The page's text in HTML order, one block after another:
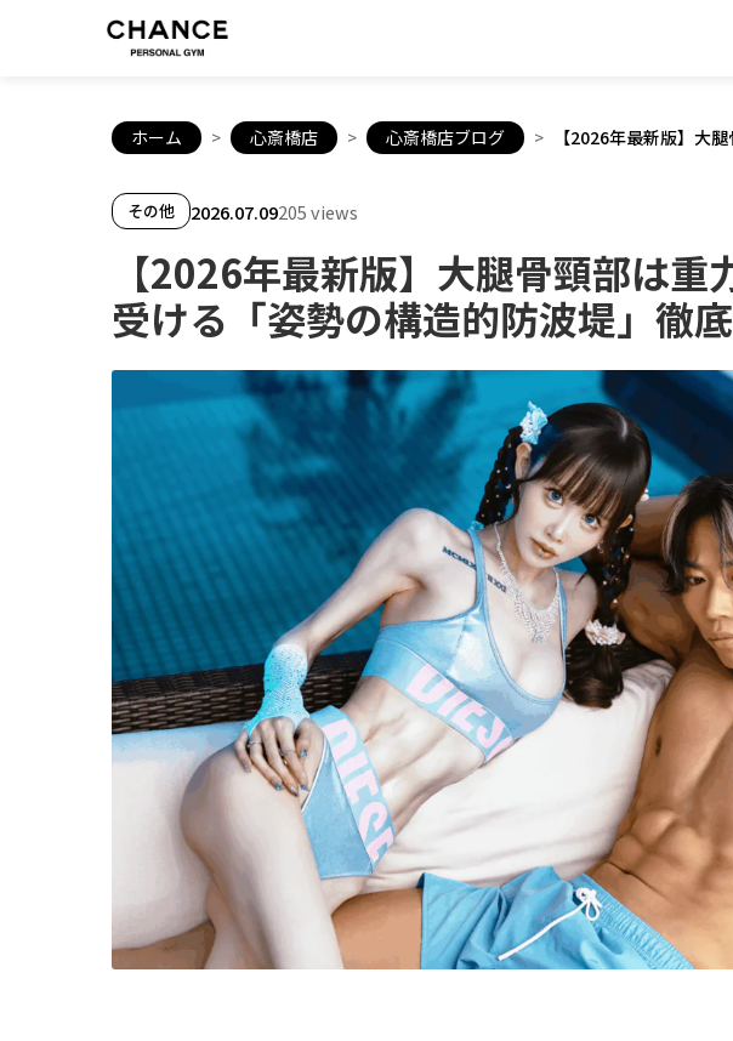
ホーム > 心斎橋店 > 心斎橋店ブログ > 【2026年最新版】大
その他 2026.07.09205 views
【2026年最新版】大腿骨頸部は重
受ける「姿勢の構造的防波堤」徹底